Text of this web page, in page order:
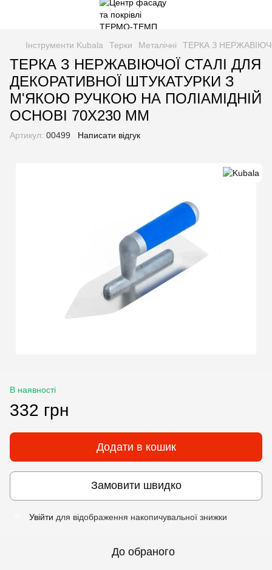
Інструменти Kubala Терки Металічні ТЕРКА З
ТЕРКА З НЕРЖАВІЮЧОЇ СТАЛІ ДЛЯ
ДЕКОРАТИВНОЇ ШТУКАТУРКИ З
М'ЯКОЮ РУЧКОЮ НА ПОЛІАМІДНІЙ
ОСНОВІ 70X230 ММ
Артикул: 00499 Написати відгук
В наявності
332 грн
Додати в кошик
Замовити швидко
Увійти для відображення накопичувальної знижки
До обраного